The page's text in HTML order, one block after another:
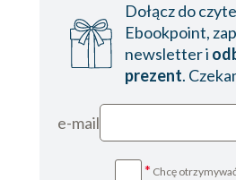
Dołącz do
Ebookpoint,
newsletter i
prezent.
e-mail
* Chcę